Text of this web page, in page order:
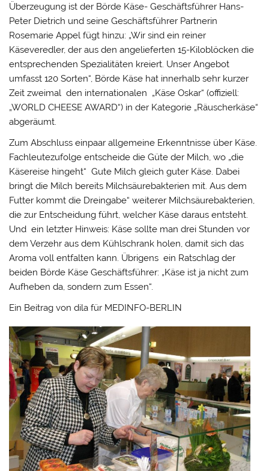
Überzeugung ist der Börde Käse- Geschäftsführer Hans-
Peter Dietrich und seine Geschäftsführer Partnerin
Rosemarie Appel fügt hinzu: „Wir sind ein reiner
Käseveredler, der aus den angelieferten 15-Kiloblöcken die
entsprechenden Spezialitäten kreiert. Unser Angebot
umfasst 120 Sorten“, Börde Käse hat innerhalb sehr kurzer
Zeit zweimal den internationalen „Käse Oskar“ (offiziell:
„WORLD CHEESE AWARD“) in der Kategorie „Räuscherkäse“
abgeräumt.
Zum Abschluss einpaar allgemeine Erkenntnisse über Käse.
Fachleutezufolge entscheide die Güte der Milch, wo „die
Käsereise hingeht“ Gute Milch gleich guter Käse. Dabei
bringt die Milch bereits Milchsäurebakterien mit. Aus dem
Futter kommt die Dreingabe“ weiterer Milchsäurebakterien,
die zur Entscheidung führt, welcher Käse daraus entsteht.
Und ein letzter Hinweis: Käse sollte man drei Stunden vor
dem Verzehr aus dem Kühlschrank holen, damit sich das
Aroma voll entfalten kann. Übrigens ein Ratschlag der
beiden Börde Käse Geschäftsführer: „Käse ist ja nicht zum
Aufheben da, sondern zum Essen“.
Ein Beitrag von dila für MEDINFO-BERLIN